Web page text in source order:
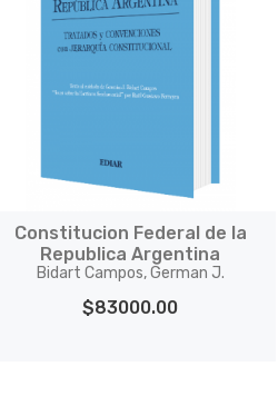
Constitucion Federal de la
Republica Argentina
Bidart Campos, German J.
$83000.00